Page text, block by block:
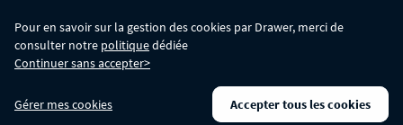
Les codes BIKINI30, BIKINI50 et BIKINI100 ne sont valables que sur
www.drawer.fr; ils ne sont pas cumulables entre eux, ni avec d'autres codes
promotionnels. La remise se calculera automatiquement dans votre panier
lors de la saisie du code adéquat.
DRAWER DAYS- Du 29/07 au 11/08 inclus : profitez de remises allant jusqu'à
-50% sur une large sélection de produits. Opération valable dans la limite des
Pour en savoir sur la gestion des cookies par Drawer, merci de
consulter notre politiquedédiée
Continuer sans accepter>
Gérer mes cookies Accepter tous les cookies